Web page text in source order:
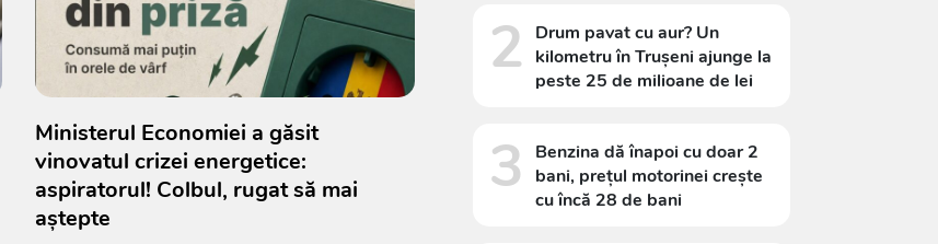
Ministerul Economiei a găsit
vinovatul crizei energetice:
aspiratorul! Colbul, rugat să mai
aștepte
2
Drum pavat cu aur? Un
kilometru în Trușeni ajunge la
peste 25 de milioane de lei
3
Benzina dă înapoi cu doar 2
bani, prețul motorinei crește
cu încă 28 de bani